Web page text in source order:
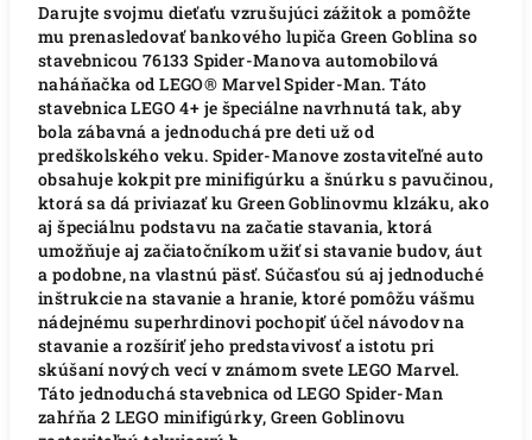
Darujte svojmu dieťaťu vzrušujúci zážitok a pomôžte
mu prenasledovať bankového lupiča Green Goblina so
stavebnicou 76133 Spider-Manova automobilová
naháňačka od LEGO® Marvel Spider-Man. Táto
stavebnica LEGO 4+ je špeciálne navrhnutá tak, aby
bola zábavná a jednoduchá pre deti už od
predškolského veku. Spider-Manove zostaviteľné auto
obsahuje kokpit pre minifigúrku a šnúrku s pavučinou,
ktorá sa dá priviazať ku Green Goblinovmu klzáku, ako
aj špeciálnu podstavu na začatie stavania, ktorá
umožňuje aj začiatočníkom užiť si stavanie budov, áut
a podobne, na vlastnú päsť. Súčasťou sú aj jednoduché
inštrukcie na stavanie a hranie, ktoré pomôžu vášmu
nádejnému superhrdinovi pochopiť účel návodov na
stavanie a rozšíriť jeho predstavivosť a istotu pri
skúšaní nových vecí v známom svete LEGO Marvel.
Táto jednoduchá stavebnica od LEGO Spider-Man
zahŕňa 2 LEGO minifigúrky, Green Goblinovu